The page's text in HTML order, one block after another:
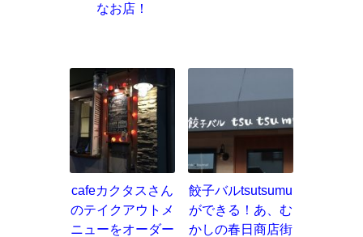
なお店！
cafeカクタスさん
のテイクアウトメ
ニューをオーダー
餃子バルtsutsumu
ができる！あ、む
かしの春日商店街